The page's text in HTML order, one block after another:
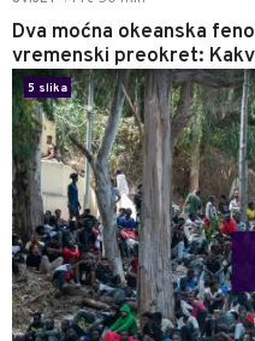
Dva moćna okeanska
vremenski preokret:
5 slika